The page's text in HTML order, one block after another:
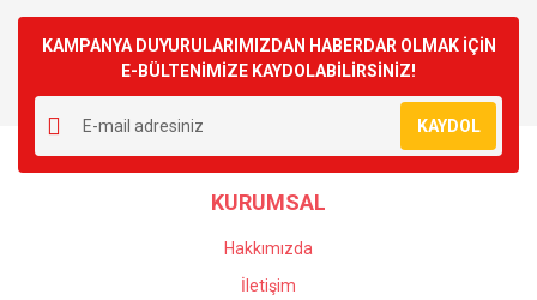
KAMPANYA DUYURULARIMIZDAN HABERDAR OLMAK İÇİN
E-BÜLTENİMİZE KAYDOLABİLİRSİNİZ!
KAYDOL
KURUMSAL
Hakkımızda
İletişim